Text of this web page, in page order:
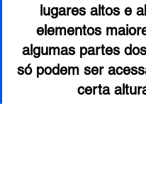
lugares altos e
elementos
algumas partes
só podem ser
certa